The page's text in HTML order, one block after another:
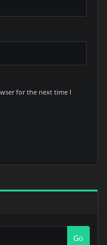
for the next time I
Go